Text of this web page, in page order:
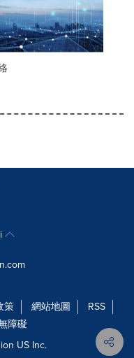
策 網站地圖
RSS
障礙
US Inc.